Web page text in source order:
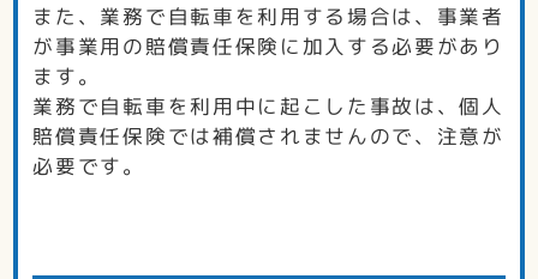
また、業務で自転車を利用する場合は、事業者
が事業用の賠償責任保険に加入する必要があり
ます。
業務で自転車を利用中に起こした事故は、個人
賠償責任保険では補償されませんので、注意が
必要です。